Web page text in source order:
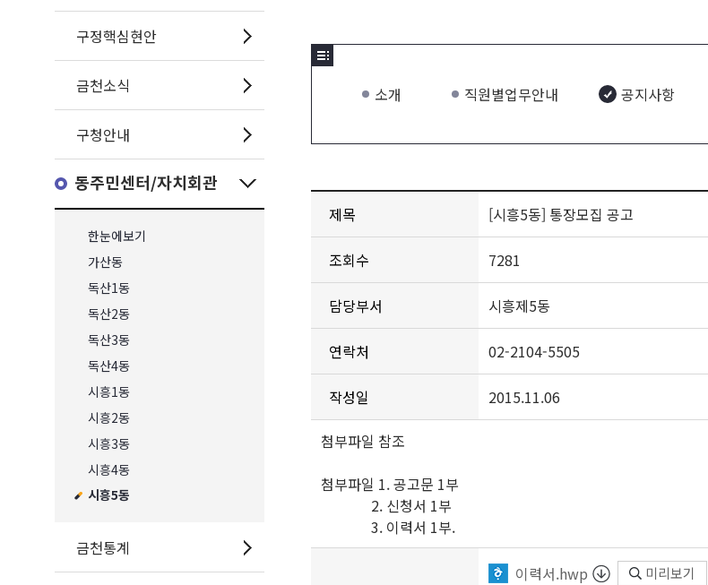
구정핵심현안
금천소식
구청안내
동주민센터/자치회관
한눈에보기
가산동
독산1동
독산2동
독산3동
독산4동
시흥1동
시흥2동
시흥3동
시흥4동
시흥5동
금천통계
소개 직원별업무안내 공지사항
제목 [시흥5동] 통장모집 공고
조회수 7281
담당부서 시흥제5동
연락처 02-2104-5505
작성일 2015.11.06
첨부파일 참조
첨부파일 1. 공고문 1부
2. 신청서 1부
3. 이력서 1부.
이력서.hwp 미리보기